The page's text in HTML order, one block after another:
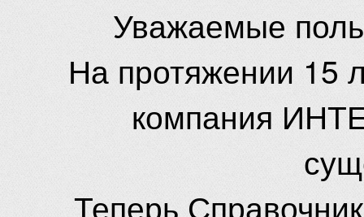
Уважаемые
На протяжении 15
компания
Теперь